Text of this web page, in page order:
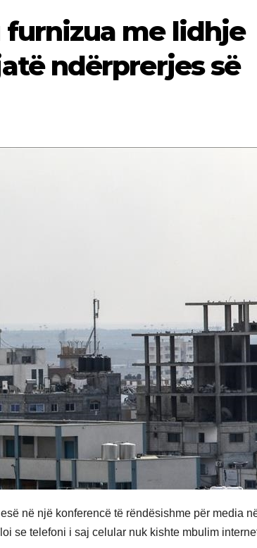
furnizua me lidhje
ndërprerjes së
në një konferencë të rëndësishme për media
se telefoni i saj celular nuk kishte mbulim